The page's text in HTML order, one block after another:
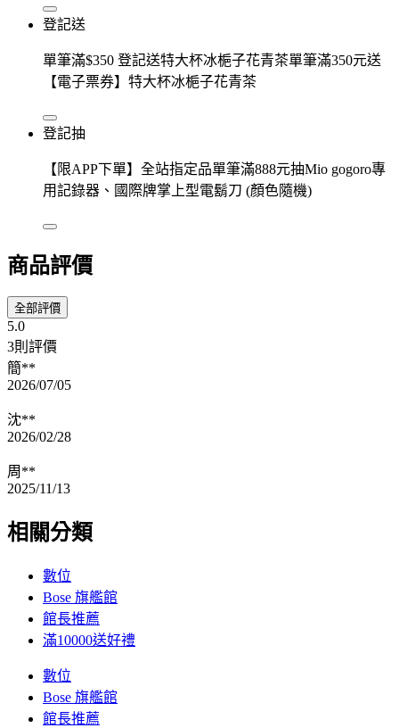
登記送
單筆滿$350 登記送特大杯冰梔子花青茶單筆滿350元送
【電子票券】特大杯冰梔子花青茶
登記抽
【限APP下單】全站指定品單筆滿888元抽Mio gogoro專
用記錄器、國際牌掌上型電鬍刀 (顏色隨機)
商品評價
全部評價
5.0
3則評價
簡**
2026/07/05
沈**
2026/02/28
周**
2025/11/13
相關分類
數位
Bose 旗艦館
館長推薦
滿10000送好禮
數位
Bose 旗艦館
館長推薦